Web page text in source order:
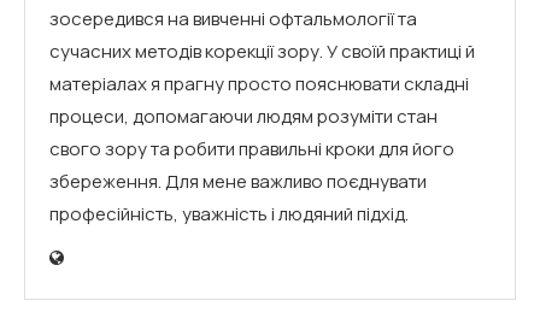
зосередився на вивченні офтальмології та
сучасних методів корекції зору. У своїй практиці й
матеріалах я прагну просто пояснювати складні
процеси, допомагаючи людям розуміти стан
свого зору та робити правильні кроки для його
збереження. Для мене важливо поєднувати
професійність, уважність і людяний підхід.